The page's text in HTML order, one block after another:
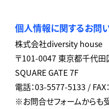
個人情報に関するお問
株式会社diversity house
〒101-0047 東京都千代
SQUARE GATE 7F
電話：03-5577-5133 /
※お問合せフォームからも